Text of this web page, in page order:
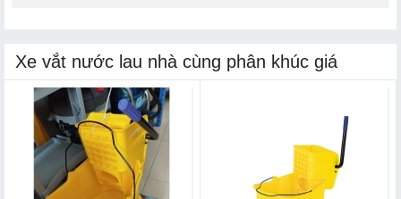
Xe vắt nước lau nhà cùng phân khúc giá